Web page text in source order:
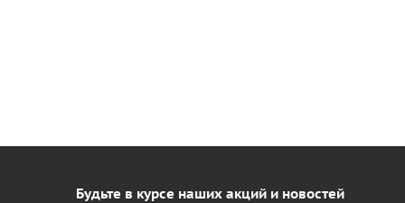
Будьте в курсе наших акций и новостей